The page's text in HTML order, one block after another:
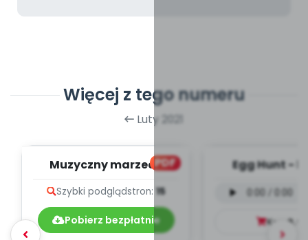
Więcej z tego numeru
Luty 2021
PDF
Muzyczny marzec -
Szybki podglądstron: 15
Pobierz bezpłatnie
Egg Hunt -
mp3)
Kup 9.99